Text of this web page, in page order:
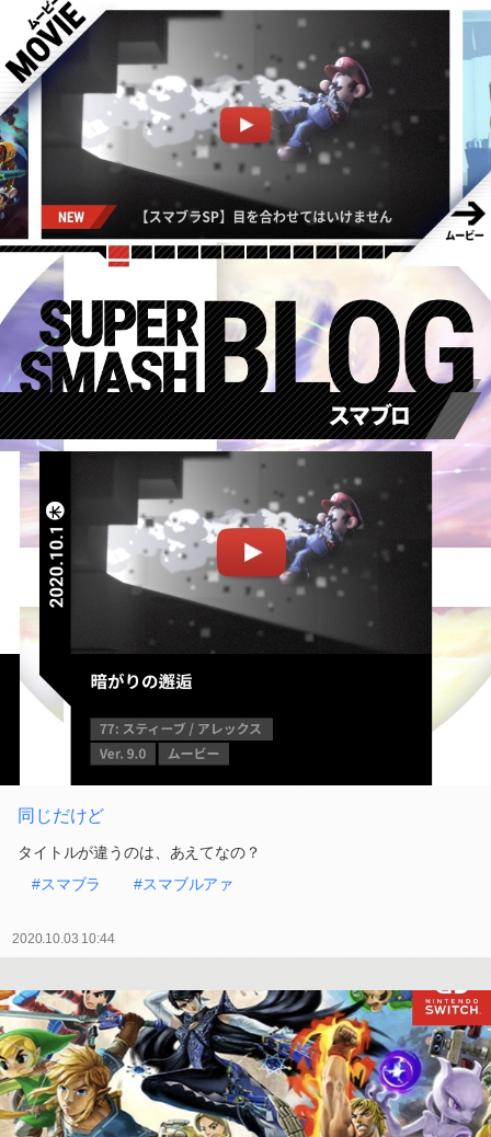
同じだけど
タイトルが違うのは、あえてなの？
#スマブラ
#スマブルアァ
2020.10.03 10:44